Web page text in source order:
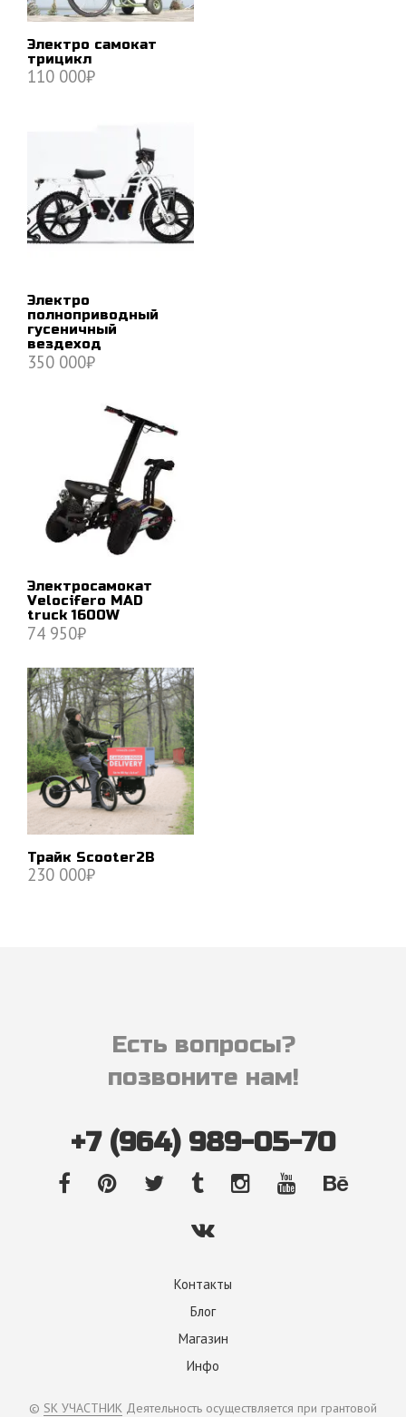
Электро самокат
трицикл
110 000₽
Электро
полноприводный
гусеничный
вездеход
350 000₽
Электросамокат
Velocifero MAD
truck 1600W
74 950₽
В КОРЗИНУ
Трайк Scooter2B
230 000₽
Есть вопросы?
позвоните нам!
+7 (964) 989-05-70
Контакты
Блог
Магазин
Инфо
© SK УЧАСТНИК Деятельность осуществляется при грантовой